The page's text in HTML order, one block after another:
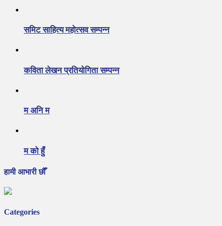
समिट साहित्य महोत्सव सम्पन्न
कविता लेखन प्रतियोगिता सम्पन्न
म अनि म
म को हुँ
हामी आभारी छौँ
Categories